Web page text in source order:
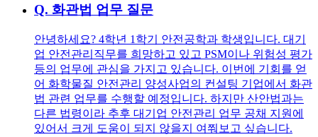
Q. 화관법 업무 질문
안녕하세요? 4학년 1학기 안전공학과 학생입니다. 대기
업 안전관리직무를 희망하고 있고 PSM이나 위험성 평가
등의 업무에 관심을 가지고 있습니다. 이번에 기회를 얻
어 화학물질 안전관리 양성사업의 컨설팅 기업에서 화관
법 관련 업무를 수행할 예정입니다. 하지만 산안법과는
다른 법령이라 추후 대기업 안전관리 업무 공채 지원에
있어서 크게 도움이 되지 않을지 여쭤보고 싶습니다.